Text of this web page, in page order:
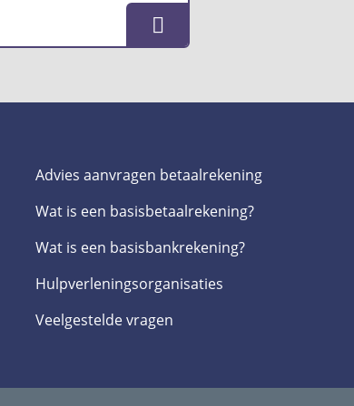
Advies aanvragen betaalrekening
Wat is een basis­betaalrekening?
Wat is een basis­bankrekening?
Hulpverlenings­organisaties
Veelgestelde­ vragen